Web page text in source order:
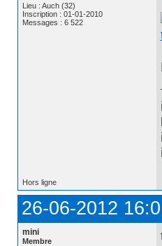
Lieu : Auch (32)
Inscription : 01-01-2010
Messages : 6 522
Hors ligne
26-06-2012
mini
Membre